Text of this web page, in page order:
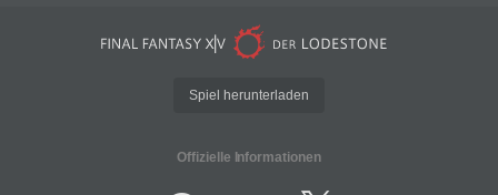
Spiel herunterladen
Offizielle Informationen